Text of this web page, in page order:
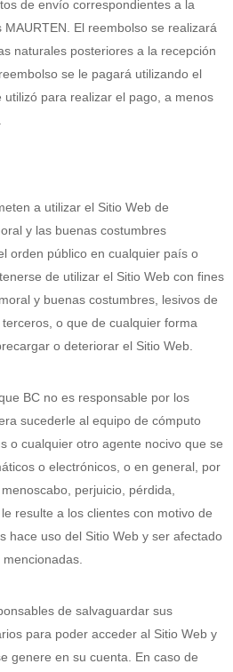
de envío correspondientes a la
El reembolso se realizará
naturales posteriores a la recepción
se le pagará utilizando el
para realizar el pago, a menos
a utilizar el Sitio Web de
y las buenas costumbres
orden público en cualquier país o
de utilizar el Sitio Web con fines
y buenas costumbres, lesivos de
o que de cualquier forma
o deteriorar el Sitio Web.
BC no es responsable por los
sucederle al equipo de cómputo
o cualquier otro agente nocivo que se
o electrónicos, o en general, por
perjuicio, pérdida,
resulte a los clientes con motivo de
hace uso del Sitio Web y ser afectado
de salvaguardar sus
para poder acceder al Sitio Web y
genere en su cuenta. En caso de